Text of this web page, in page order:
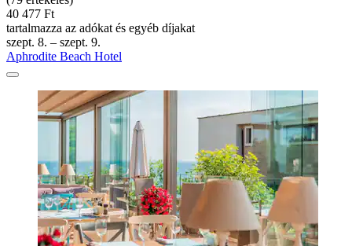
40 477 Ft
tartalmazza az adókat és egyéb díjakat
szept. 8. – szept. 9.
Aphrodite Beach Hotel